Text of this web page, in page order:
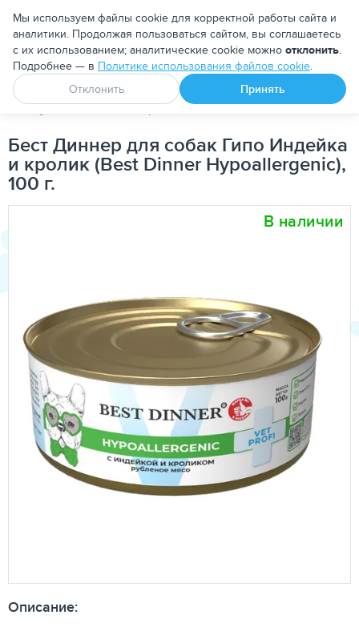
Москва
Апоквел Ветмедин От блох и клещей
PetDog Собакам Корма для собак Лечебно-
Бест Диннер для собак Гипо Индейка
и кролик (Best Dinner Hypoallergenic),
100 г.
В наличии
Описание:
Мы используем файлы cookie для корректной работы сайта и
аналитики. Продолжая пользоваться сайтом, вы соглашаетесь
с их использованием; аналитические cookie можно отклонить.
Подробнее — в Политике использования файлов cookie.
Отклонить
Принять